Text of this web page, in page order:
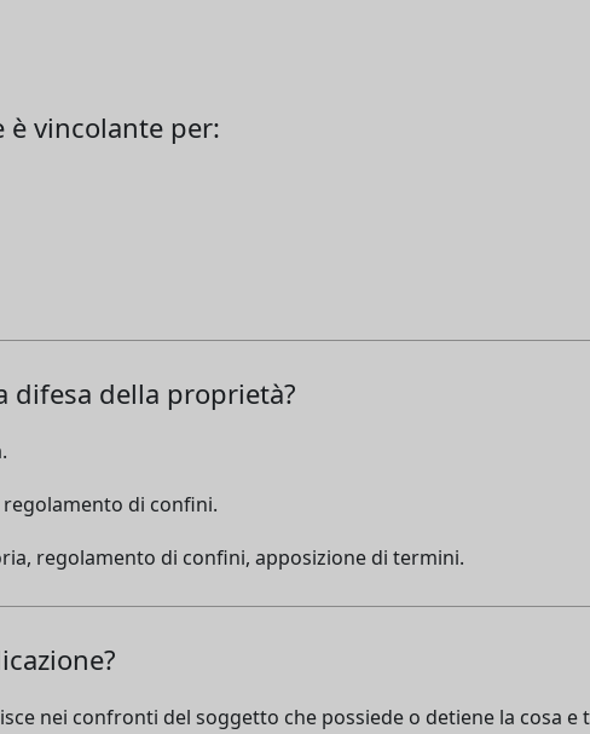
vincolante per:
difesa della proprietà?
di confini.
regolamento di confini, apposizione di termini.
nei confronti del soggetto che possiede o detiene la cosa e